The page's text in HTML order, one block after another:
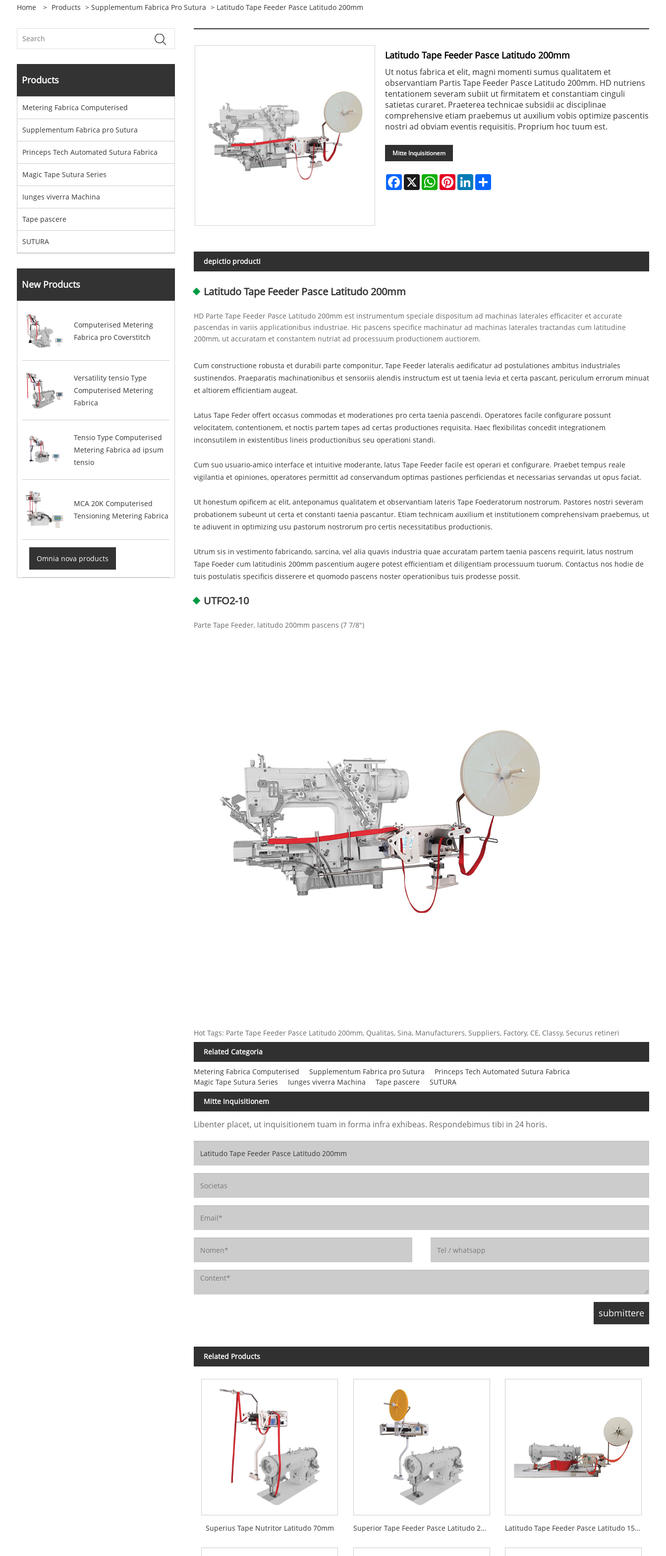
Home > Products > Supplementum Fabrica Pro Sutura > Latitudo Tape Feeder Pasce Latitudo 200mm
Products
Metering Fabrica Computerised
Supplementum Fabrica pro Sutura
Princeps Tech Automated Sutura Fabrica
Magic Tape Sutura Series
Iunges viverra Machina
Tape pascere
SUTURA
New Products
Computerised Metering
Fabrica pro Coverstitch
Versatility tensio Type
Computerised Metering
Fabrica
Tensio Type Computerised
Metering Fabrica ad ipsum
tensio
MCA 20K Computerised
Tensioning Metering Fabrica
Omnia nova products
Latitudo Tape Feeder Pasce Latitudo 200mm
Ut notus fabrica et elit, magni momenti sumus qualitatem et
observantiam Partis Tape Feeder Pasce Latitudo 200mm. HD nutriens
tentationem severam subiit ut firmitatem et constantiam cinguli
satietas curaret. Praeterea technicae subsidii ac disciplinae
comprehensive etiam praebemus ut auxilium vobis optimize pascentis
nostri ad obviam eventis requisitis. Proprium hoc tuum est.
Mitte Inquisitionem
Facebook
X WhatsApp
PinterestLinkedIn
depictio producti
Latitudo Tape Feeder Pasce Latitudo 200mm
HD Parte Tape Feeder Pasce Latitudo 200mm est instrumentum speciale dispositum ad machinas laterales efficaciter et accurate
pascendas in variis applicationibus industriae. Hic pascens specifice machinatur ad machinas laterales tractandas cum latitudine
200mm, ut accuratam et constantem nutriat ad processuum productionem auctiorem.
Cum constructione robusta et durabili parte componitur, Tape Feeder lateralis aedificatur ad postulationes ambitus industriales
sustinendos. Praeparatis machinationibus et sensoriis alendis instructum est ut taenia levia et certa pascant, periculum errorum minuat
et altiorem efficientiam augeat.
Latus Tape Feder offert occasus commodas et moderationes pro certa taenia pascendi. Operatores facile configurare possunt
velocitatem, contentionem, et noctis partem tapes ad certas productiones requisita. Haec flexibilitas concedit integrationem
inconsutilem in existentibus lineis productionibus seu operationi standi.
Cum suo usuario-amico interface et intuitive moderante, latus Tape Feeder facile est operari et configurare. Praebet tempus reale
vigilantia et opiniones, operatores permittit ad conservandum optimas pastiones perficiendas et necessarias servandas ut opus faciat.
Ut honestum opificem ac elit, anteponamus qualitatem et observantiam lateris Tape Foederatorum nostrorum. Pastores nostri severam
probationem subeunt ut certa et constanti taenia pascantur. Etiam technicam auxilium et institutionem comprehensivam praebemus, ut
te adiuvent in optimizing usu pastorum nostrorum pro certis necessitatibus productionis.
Utrum sis in vestimento fabricando, sarcina, vel alia quavis industria quae accuratam partem taenia pascens requirit, latus nostrum
Tape Foeder cum latitudinis 200mm pascentium augere potest efficientiam et diligentiam processuum tuorum. Contactus nos hodie de
tuis postulatis specificis disserere et quomodo pascens noster operationibus tuis prodesse possit.
UTFO2-10
Parte Tape Feeder, latitudo 200mm pascens (7 7/8")
Hot Tags: Parte Tape Feeder Pasce Latitudo 200mm, Qualitas, Sina, Manufacturers, Suppliers, Factory, CE, Classy, ​​Securus retineri
Related Categoria
Metering Fabrica Computerised Supplementum Fabrica pro Sutura
Princeps Tech Automated Sutura Fabrica
Magic Tape Sutura Series
Iunges viverra Machina Tape pascere SUTURA
Mitte Inquisitionem
Libenter placet, ut inquisitionem tuam in forma infra exhibeas. Respondebimus tibi in 24 horis.
Related Products
Superius Tape Nutritor Latitudo 70mm Superior Tape Feeder Pasce Latitudo 200mm Latitudo Tape Feeder Pasce Latitudo 150mm